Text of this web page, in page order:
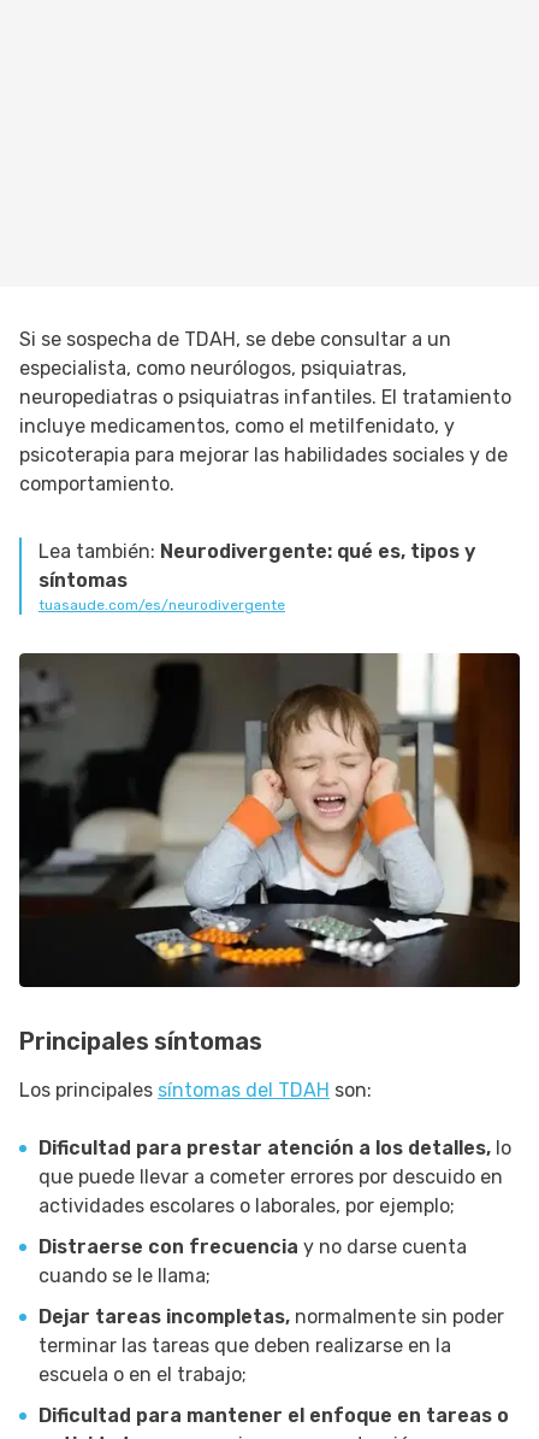
Si se sospecha de TDAH, se debe consultar a un
especialista, como neurólogos, psiquiatras,
neuropediatras o psiquiatras infantiles. El tratamiento
incluye medicamentos, como el metilfenidato, y
psicoterapia para mejorar las habilidades sociales y de
comportamiento.
Lea también: Neurodivergente: qué es, tipos y
síntomas
tuasaude.com/es/neurodivergente
Principales síntomas
Los principales síntomas del TDAH son:
Dificultad para prestar atención a los detalles, lo
que puede llevar a cometer errores por descuido en
actividades escolares o laborales, por ejemplo;
Distraerse con frecuencia y no darse cuenta
cuando se le llama;
Dejar tareas incompletas, normalmente sin poder
terminar las tareas que deben realizarse en la
escuela o en el trabajo;
Dificultad para mantener el enfoque en tareas o